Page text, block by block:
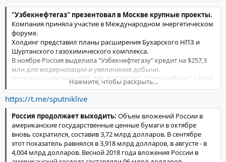
"Узбекнефтегаз" презентовал в Москве крупные проекты.
Компания приняла участие в Международном энергетическом
форуме.
Холдинг представил планы расширения Бухарского НПЗ и
Шуртанского газохимического комплекса.
В ноябре Россия выделила "Узбекнефтегазу" кредит на $257,3
млн для модернизации и увеличения добычи.
В проекте участвуют ВЭБ. РФ, АО "ЭКСАР", "Газпромбанк" и Bank
GPB International S.A.
Нажмите, чтобы раскрыть...
https://t.me/sputniklive
Россия продолжает выходить: Объем вложений России в
американские государственные ценные бумаги в октябре
вновь сократился, составив 3,72 млрд долларов. В сентябре
этот показатель равнялся в 3,918 млрд долларов, в августе - в
4,004 млрд долларов. Весной 2018 года вложения России в